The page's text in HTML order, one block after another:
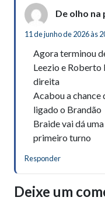
De olho na
11 de junho de 2026 às
Agora terminou
Leezio e Roberto
direita
Acabou a chance
ligado o Brandão
Braide vai dá
primeiro turno
Responder
Deixe um